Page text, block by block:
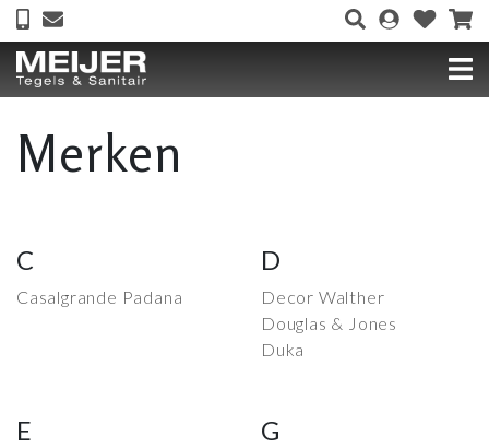
Merken
C
Casalgrande Padana
D
Decor Walther
Douglas & Jones
Duka
E G